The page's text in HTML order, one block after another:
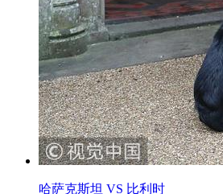
哈萨克斯坦 VS 比利时